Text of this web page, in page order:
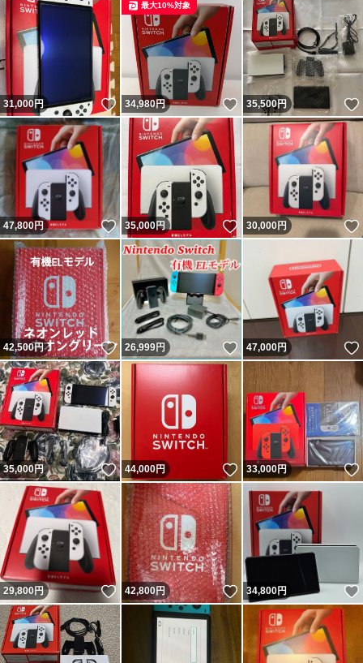
31,000円 いいね！
34,980円 いいね！
最大10%対象
35,500円
47,800円 いいね！
35,000円 いいね！
30,000円
42,500円 いいね！
26,999円 いいね！
47,000円
35,000円 いいね！
44,000円 いいね！
33,000円
29,800円 いいね！
42,800円 いいね！
34,800円